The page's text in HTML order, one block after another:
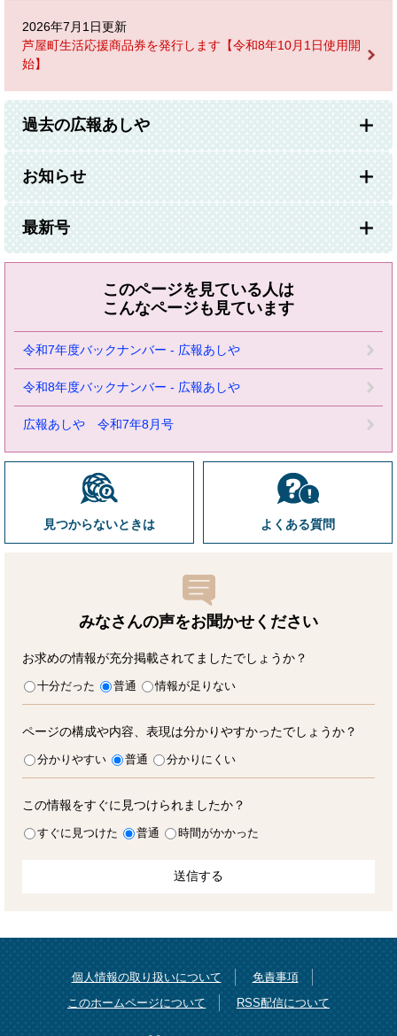
2026年7月1日更新
芦屋町生活応援商品券を発行します【令和8年10月1日使用開
始】
過去の広報あしや
お知らせ
最新号
このページを見ている人は
こんなページも見ています
令和7年度バックナンバー - 広報あしや
令和8年度バックナンバー - 広報あしや
広報あしや 令和7年8月号
見つからないときは よくある質問
みなさんの声をお聞かせ ください
お求めの情報が充分掲載されてましたでしょうか？
十分だった 普通 情報が足りない
ページの構成や内容、表現は分かりやすかったでしょうか？
分かりやすい 普通 分かりにくい
この情報をすぐに見つけられましたか？
すぐに見つけた 普通 時間がかかった
個人情報の取り扱いについて
免責事項
このホームページについて
RSS配信について